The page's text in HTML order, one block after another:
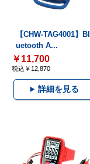
【CHW-TAG4001】Bl
uetooth A...
￥11,700
税込￥12,870
詳細を見る